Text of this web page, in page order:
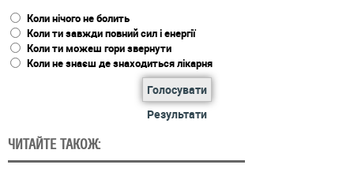
Коли нічого не болить
Коли ти завжди повний сил і енергії
Коли ти можеш гори звернути
Коли не знаєш де знаходиться лікарня
Голосувати
Результати
ЧИТАЙТЕ ТАКОЖ: